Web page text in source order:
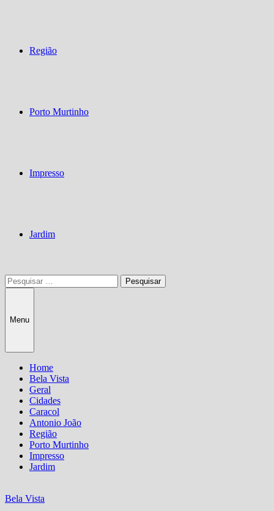
Região
Porto Murtinho
Impresso
Jardim
Pesquisar
por:
Menu
Home
Bela Vista
Geral
Cidades
Caracol
Antonio João
Região
Porto Murtinho
Impresso
Jardim
Bela Vista